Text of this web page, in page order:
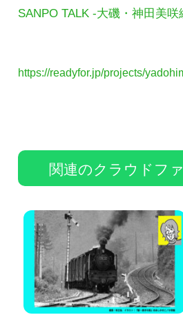
SANPO TALK -大磯・神田美咲
https://readyfor.jp/projects/
関連のクラウドフ